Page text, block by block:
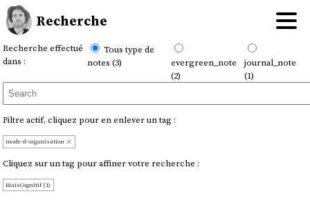
Recherche
Recherche effectué
dans :
Tous type de
notes (3)
evergreen_note
(2)
journal_note
(1)
Filtre actif, cliquez pour en enlever un tag :
mode-d-organisation
Cliquez sur un tag pour affiner votre recherche :
BiaisCognitif (1)